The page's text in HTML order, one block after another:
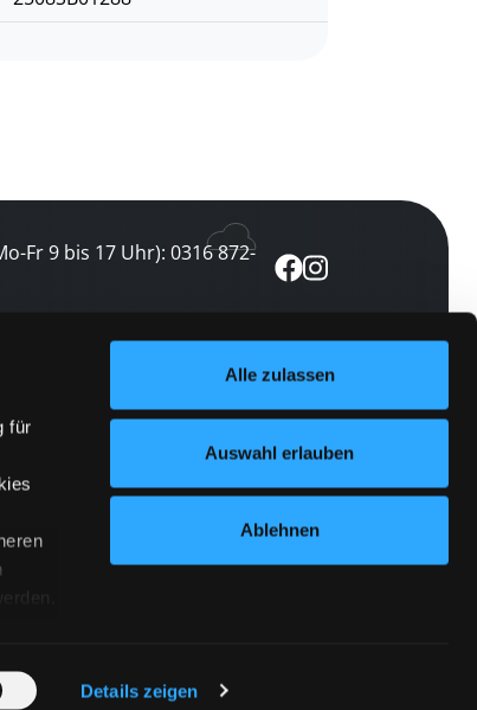
für
Details zeigen
Alle zulassen
Auswahl erlauben
Ablehnen
Fr 9 bis 17 Uhr): 0316 872-
abonnieren
Veranstaltung verpassen